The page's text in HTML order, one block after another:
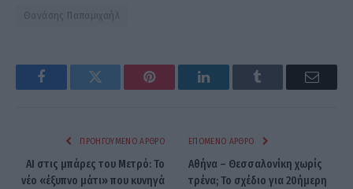
Θανάσης Παπαμιχαήλ
FacebookTwitter Pinterest LinkedInTumblr Email
ΠΡΟΗΓΟΎΜΕΝΟ ΆΡΘΡΟ
AI στις μπάρες του Μετρό: Το
νέο «έξυπνο μάτι» που κυνηγά
ΕΠΌΜΕΝΟ ΆΡΘΡΟ
Αθήνα – Θεσσαλονίκη χωρίς
τρένα; Το σχέδιο για 20ήμερη